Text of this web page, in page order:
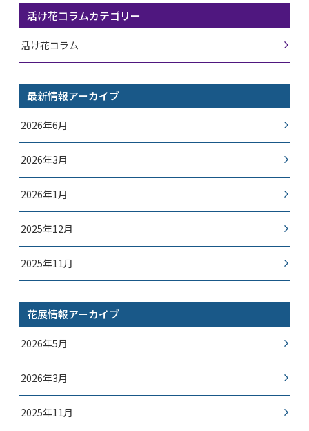
活け花コラムカテゴリー
活け花コラム
最新情報アーカイブ
2026年6月
2026年3月
2026年1月
2025年12月
2025年11月
花展情報アーカイブ
2026年5月
2026年3月
2025年11月